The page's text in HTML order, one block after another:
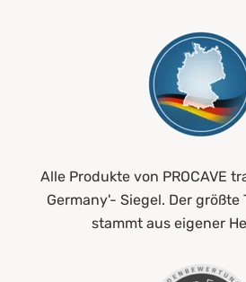
Alle Produkte von PROCAVE
Germany'- Siegel. Der größte
stammt aus eigener